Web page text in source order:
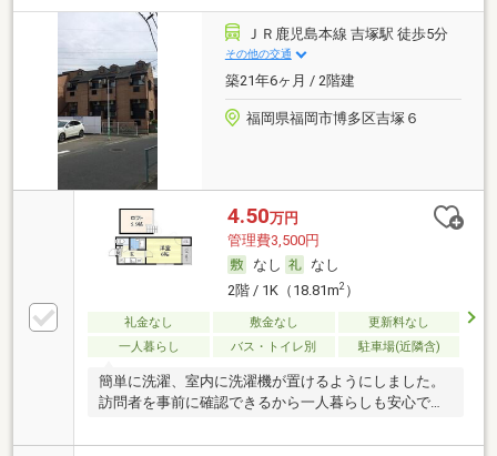
ＪＲ鹿児島本線 吉塚駅 徒歩5分
その他の交通
築21年6ヶ月 / 2階建
福岡県福岡市博多区吉塚６
4.50万円
管理費3,500円
なし
なし
2階 / 1K（18.81m2）
礼金なし 敷金なし
更新料なし
一人暮らし
バス・トイレ別 駐車場(近隣含)
簡単に洗濯、室内に洗濯機が置けるようにしました。
訪問者を事前に確認できるから一人暮らしも安心で